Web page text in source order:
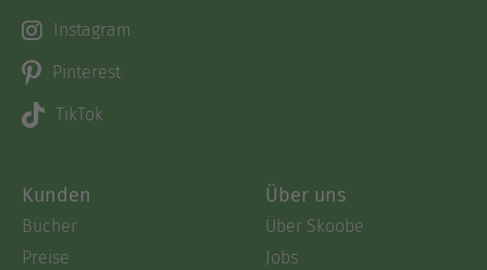
Instagram
Pinterest
TikTok
Kunden
Bücher
Preise
Über uns
Über Skoobe
Jobs